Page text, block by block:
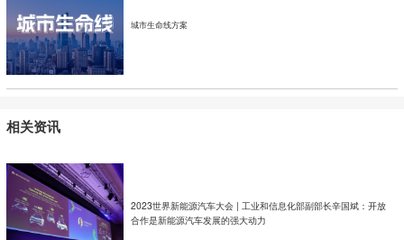
城市生命线方案
相关资讯
2023世界新能源汽车大会 | 工业和信息化部副部长辛国斌：开放
合作是新能源汽车发展的强大动力